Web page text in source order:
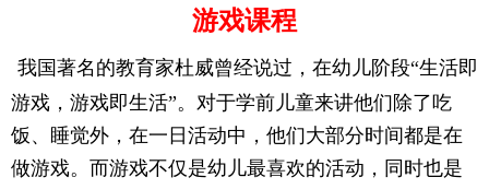
游戏课程
我国著名的教育家杜威曾经说过，在幼儿阶段“生活即
游戏，游戏即生活”。对于学前儿童来讲他们除了吃
饭、睡觉外，在一日活动中，他们大部分时间都是在
做游戏。而游戏不仅是幼儿最喜欢的活动，同时也是